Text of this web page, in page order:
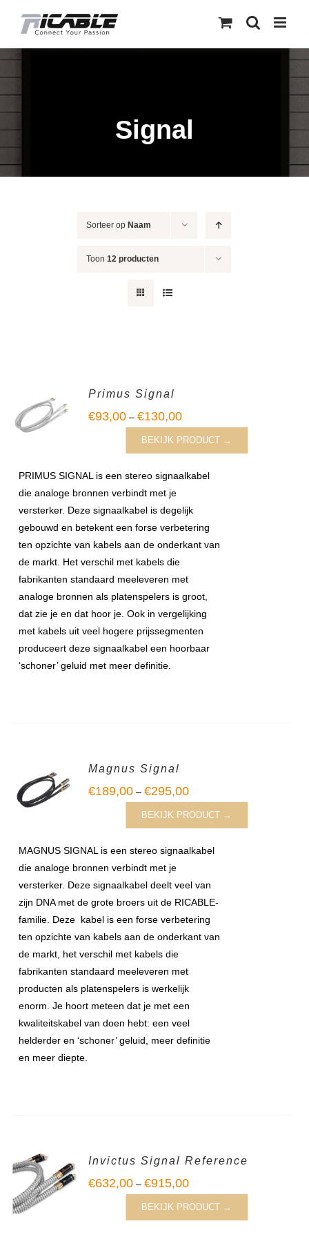
Signal
Sorteer opNaam
Toon12 producten
Primus Signal
€93,00– €130,00
BEKIJK PRODUCT →
PRIMUS SIGNAL is een stereo signaalkabel
die analoge bronnen verbindt met je
versterker. Deze signaalkabel is degelijk
gebouwd en betekent een forse verbetering
ten opzichte van kabels aan de onderkant van
de markt. Het verschil met kabels die
fabrikanten standaard meeleveren met
analoge bronnen als platenspelers is groot,
dat zie je en dat hoor je. Ook in vergelijking
met kabels uit veel hogere prijssegmenten
produceert deze signaalkabel een hoorbaar
‘schoner’ geluid met meer definitie.
Magnus Signal
€189,00– €295,00
BEKIJK PRODUCT →
MAGNUS SIGNAL is een stereo signaalkabel
die analoge bronnen verbindt met je
versterker. Deze signaalkabel deelt veel van
zijn DNA met de grote broers uit de RICABLE-
familie. Deze kabel is een forse verbetering
ten opzichte van kabels aan de onderkant van
de markt, het verschil met kabels die
fabrikanten standaard meeleveren met
producten als platenspelers is werkelijk
enorm. Je hoort meteen dat je met een
kwaliteitskabel van doen hebt: een veel
helderder en ‘schoner’ geluid, meer definitie
en meer diepte.
Invictus Signal Reference
€632,00– €915,00
BEKIJK PRODUCT →